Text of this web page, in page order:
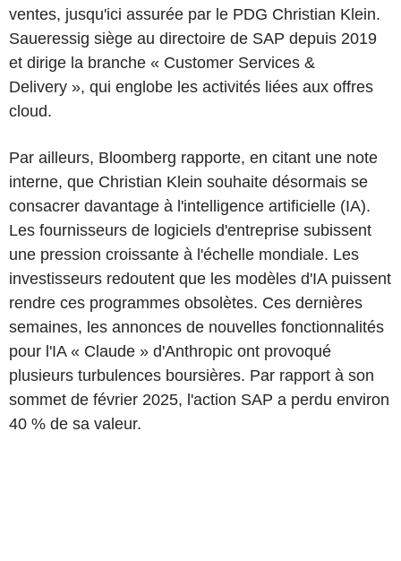
ventes, jusqu'ici assurée par le PDG Christian Klein.
Saueressig siège au directoire de SAP depuis 2019
et dirige la branche « Customer Services &
Delivery », qui englobe les activités liées aux offres
cloud.
Par ailleurs, Bloomberg rapporte, en citant une note
interne, que Christian Klein souhaite désormais se
consacrer davantage à l'intelligence artificielle (IA).
Les fournisseurs de logiciels d'entreprise subissent
une pression croissante à l'échelle mondiale. Les
investisseurs redoutent que les modèles d'IA puissent
rendre ces programmes obsolètes. Ces dernières
semaines, les annonces de nouvelles fonctionnalités
pour l'IA « Claude » d'Anthropic ont provoqué
plusieurs turbulences boursières. Par rapport à son
sommet de février 2025, l'action SAP a perdu environ
40 % de sa valeur.